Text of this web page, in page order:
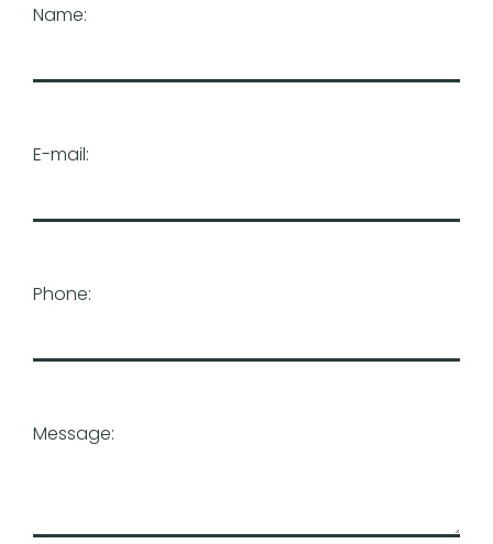
Name:
E-mail:
Phone:
Message: